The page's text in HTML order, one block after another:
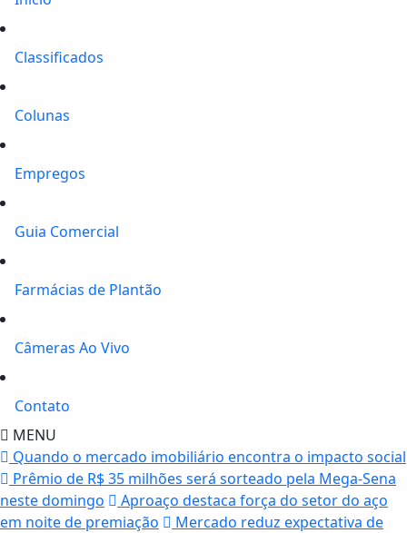
Classificados
Colunas
Empregos
Guia Comercial
Farmácias de Plantão
Câmeras Ao Vivo
Contato
MENU
Quando o mercado imobiliário encontra o impacto social
Prêmio de R$ 35 milhões será sorteado pela Mega-Sena
neste domingo
Aproaço destaca força do setor do aço
em noite de premiação
Mercado reduz expectativa de